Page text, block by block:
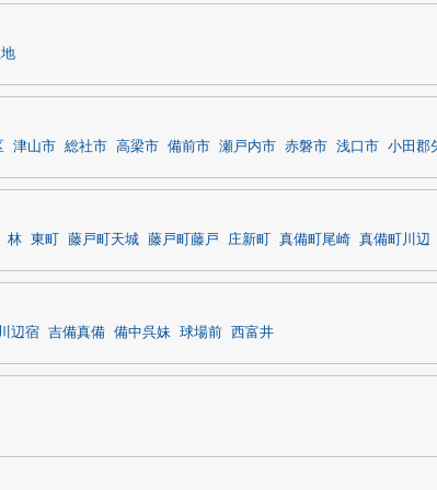
津山市 総社市 高梁市 備前市 瀬戸内市 赤磐市 浅口市 小田郡
林 東町 藤戸町天城 藤戸町藤戸 庄新町 真備町尾崎 真備町川辺
川辺宿 吉備真備 備中呉妹 球場前 西富井